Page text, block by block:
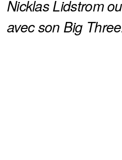
Nicklas Lidstrom
avec son Big